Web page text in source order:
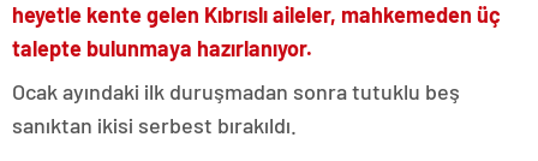
heyetle kente gelen Kıbrıslı aileler, mahkemeden üç
talepte bulunmaya hazırlanıyor.
Ocak ayındaki ilk duruşmadan sonra tutuklu beş
sanıktan ikisi serbest bırakıldı.